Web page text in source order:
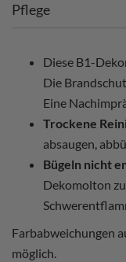
Pflege
Diese B1-
Die
Eine
Trockene
absaugen,
Bügeln nicht
Dekomolton
Farbabweichungen
möglich.